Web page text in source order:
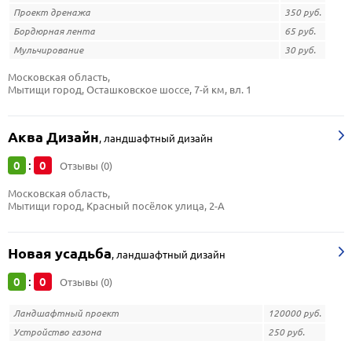
Проект дренажа
350 руб.
Бордюрная лента
65 руб.
Мульчирование
30 руб.
Московская область,
Мытищи город, Осташковское шоссе, 7-й км, вл. 1
Аква Дизайн,ландшафтный дизайн
0 : 0 Отзывы (0)
Московская область,
Мытищи город, Красный посёлок улица, 2-А
Новая усадьба,ландшафтный дизайн
0 : 0 Отзывы (0)
Ландшафтный проект
120000 руб.
Устройство газона
250 руб.